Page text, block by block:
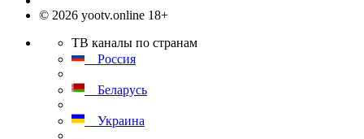
© 2026 yootv.online 18+
ТВ каналы по странам
Россия
Беларусь
Украина